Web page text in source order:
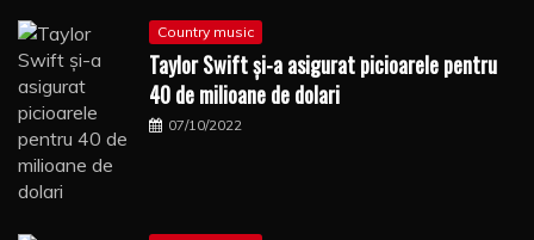
Country music
Taylor Swift şi-a asigurat picioarele pentru
40 de milioane de dolari
07/10/2022